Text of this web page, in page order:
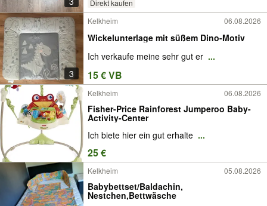
Direkt kaufen
3
Kelkheim 06.08.2026
Wickelunterlage mit süßem Dino-Motiv
Ich verkaufe meine sehr gut er ...
15 € VB
Kelkheim 06.08.2026
Fisher-Price Rainforest Jumperoo Baby-
Activity-Center
Ich biete hier ein gut erhalte ...
25 €
Kelkheim 05.08.2026
Babybettset/Baldachin,
Nestchen,Bettwäsche